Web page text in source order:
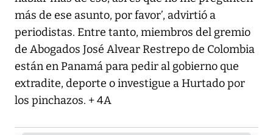
más de ese asunto, por favor’, advirtió a
periodistas. Entre tanto, miembros del gremio
de Abogados José Alvear Restrepo de Colombia
están en Panamá para pedir al gobierno que
extradite, deporte o investigue a Hurtado por
los pinchazos. + 4A